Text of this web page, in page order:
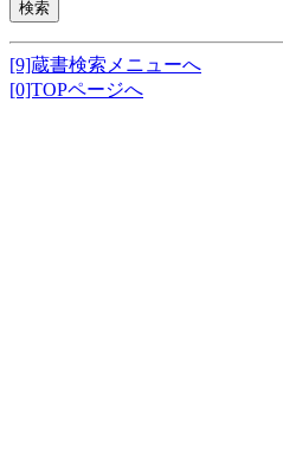
[9]蔵書検索メニューへ
[0]TOPページへ